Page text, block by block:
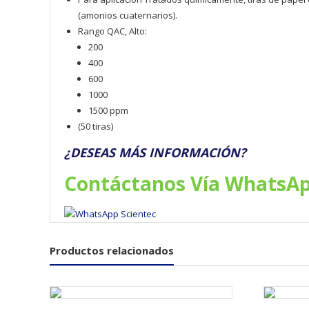
(amonios cuaternarios).
Rango QAC, Alto:
200
400
600
1000
1500 ppm
(50 tiras)
¿DESEAS MÁS INFORMACIÓN?
Contáctanos Vía
Productos relacionados